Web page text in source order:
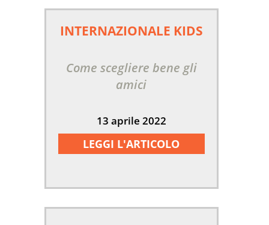
INTERNAZIONALE KIDS
Come scegliere bene gli
amici
13 aprile 2022
LEGGI L'ARTICOLO